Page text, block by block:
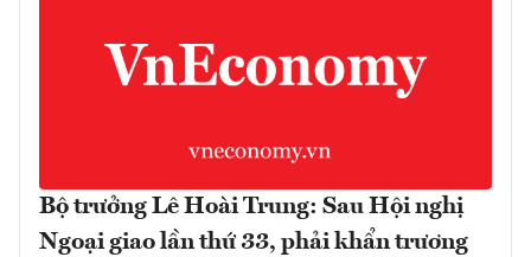
Bộ trưởng Lê Hoài Trung: Sau Hội nghị
Ngoại giao lần thứ 33, phải khẩn trương